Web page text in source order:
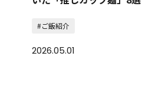
#ご飯紹介
2026.05.01